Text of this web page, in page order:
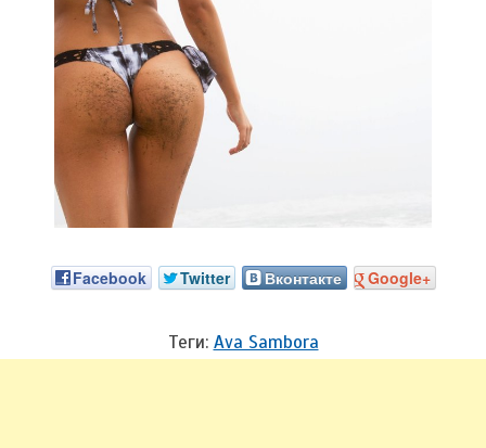
Facebook Twitter Вконтакте Google+
Теги: Ava Sambora